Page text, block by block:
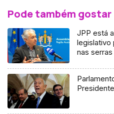
Pode também gostar
JPP está
legislativo
nas